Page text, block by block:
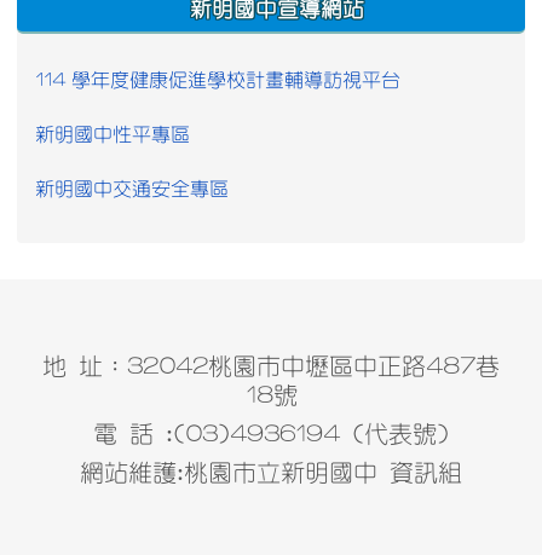
新明國中宣導網站
114 學年度健康促進學校計畫輔導訪視平台
新明國中性平專區
新明國中交通安全專區
地 址：32042桃園市中壢區中正路487巷
18號
電 話 :(03)4936194 (代表號)
網站維護:桃園市立新明國中 資訊組